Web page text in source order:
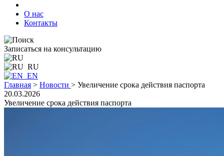
О нас
Контакты
Записаться на консультацию
RU
EN
Главная > Новости > Увеличение срока действия паспорта
20.03.2026
Увеличение срока действия паспорта